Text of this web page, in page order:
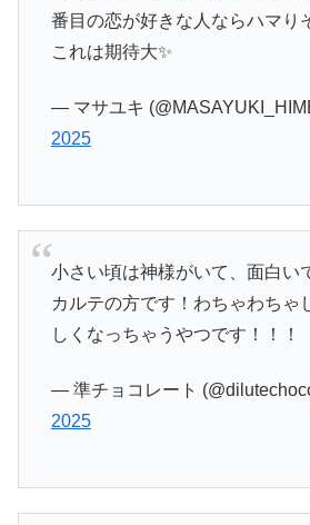
番目の恋が好きな人ならハマり
これは期待大✨
— マサユキ
2025
小さい頃は神様がいて、面白い
カルテの方です！わちゃわちゃ
しくなっちゃうやつです！！！
— 準チョコレート
2025